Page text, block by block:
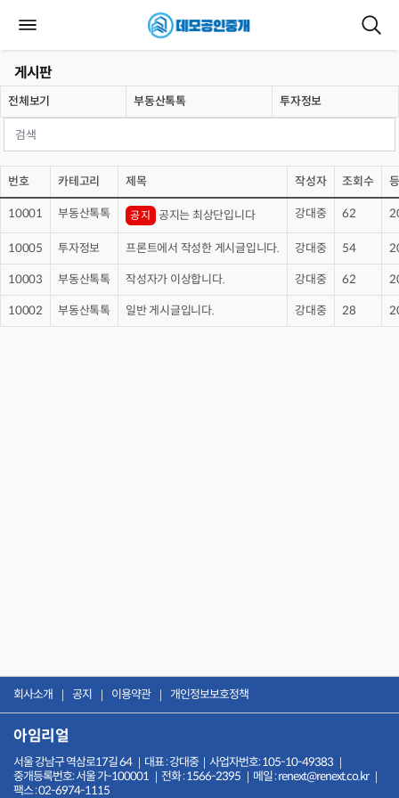
게시판
전체보기 부동산톡톡 투자정보
번호 카테고리 제목 작성자 조회수
10001 부동산톡톡 공지 공지는 최상단입니다 강대중 62
10005 투자정보 프론트에서 작성한 게시글입니다. 강대중 54
10003 부동산톡톡 작성자가 이상합니다. 강대중 62
10002 부동산톡톡 일반 게시글입니다. 강대중 28
회사소개 공지 이용약관 개인정보보호정책
아임리얼
서울 강남구 역삼로17길 64 대표 : 강대중
사업자번호: 105-10-49383
중개등록번호: 서울 가-100001
전화 : 1566-2395
메일 : renext@renext.co.kr
팩스 : 02-6974-1115